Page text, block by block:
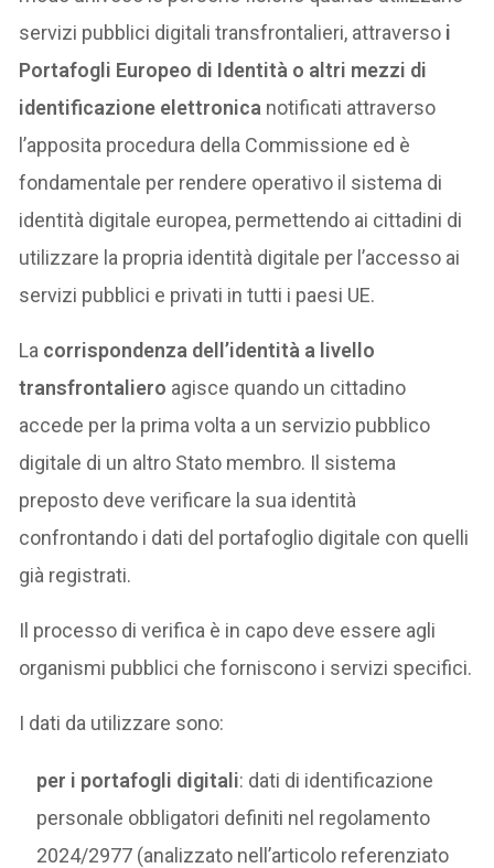
servizi pubblici digitali transfrontalieri, attraverso i
Portafogli Europeo di Identità o altri mezzi di
identificazione elettronica notificati attraverso
l’apposita procedura della Commissione ed è
fondamentale per rendere operativo il sistema di
identità digitale europea, permettendo ai cittadini di
utilizzare la propria identità digitale per l’accesso ai
servizi pubblici e privati in tutti i paesi UE.
La corrispondenza dell’identità a livello
transfrontaliero agisce quando un cittadino
accede per la prima volta a un servizio pubblico
digitale di un altro Stato membro. Il sistema
preposto deve verificare la sua identità
confrontando i dati del portafoglio digitale con quelli
già registrati.
Il processo di verifica è in capo deve essere agli
organismi pubblici che forniscono i servizi specifici.
I dati da utilizzare sono:
per i portafogli digitali: dati di identificazione
personale obbligatori definiti nel regolamento
2024/2977 (analizzato nell’articolo referenziato